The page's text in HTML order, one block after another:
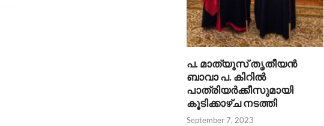
പ. മാത്യൂസ് തൃതീയന്‍
ബാവാ പ. കിറില്‍
പാത്രിയര്‍ക്കീസുമായി
കൂടിക്കാഴ്ച നടത്തി
September 7, 2023